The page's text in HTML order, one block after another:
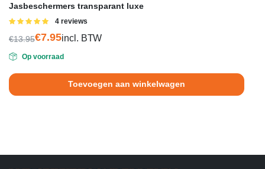
Jasbeschermers transparant luxe
Gewaardeerd
4 reviews
€13.95
prijs
was:
€7.95
prijs
is:
incl. BTW
Op voorraad
Toevoegen aan winkelwagen